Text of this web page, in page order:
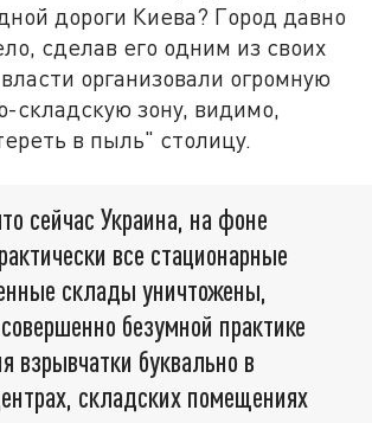
дороги Киева? Город давно
сделав его одним из своих
организовали огромную
складскую зону, видимо,
в пыль" столицу.
сейчас Украина, на фоне
все стационарные
склады уничтожены,
безумной практике
взрывчатки буквально в
складских помещениях